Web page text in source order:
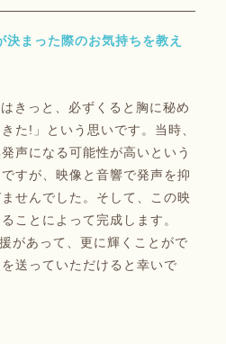
まった際のお気持ちを教え
きっと、必ずくると胸に秘め
た!」という思いです。当時、
声になる可能性が高いという
すが、映像と音響で発声を抑
せんでした。そして、この映
ことによって完成します。
があって、更に輝くことがで
送っていただけると幸いで